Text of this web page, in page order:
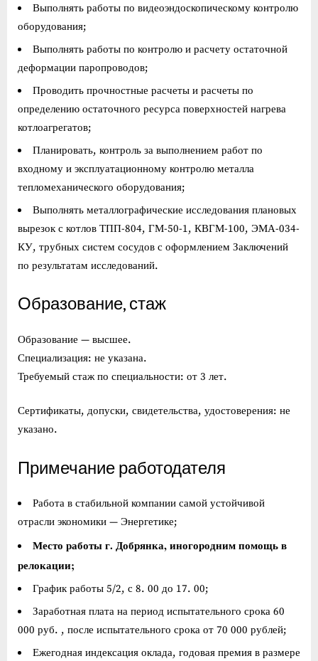
Выполнять работы по видеоэндоскопическому контролю
оборудования;
Выполнять работы по контролю и расчету остаточной
деформации паропроводов;
Проводить прочностные расчеты и расчеты по
определению остаточного ресурса поверхностей нагрева
котлоагрегатов;
Планировать, контроль за выполнением работ по
входному и эксплуатационному контролю металла
тепломеханического оборудования;
Выполнять металлографические исследования плановых
вырезок с котлов ТПП-804, ГМ-50-1, КВГМ-100, ЭМА-034-
КУ, трубных систем сосудов с оформлением Заключений
по результатам исследований.
Образование, стаж
Образование — высшее.
Специализация: не указана.
Требуемый стаж по специальности: от 3 лет.
Сертификаты, допуски, свидетельства, удостоверения: не
указано.
Примечание работодателя
Работа в стабильной компании самой устойчивой
отрасли экономики — Энергетике;
Место работы г. Добрянка, иногородним помощь в
релокации;
График работы 5/2, с 8. 00 до 17. 00;
Заработная плата на период испытательного срока 60
000 руб. , после испытательного срока от 70 000 рублей;
Ежегодная индексация оклада, годовая премия в размере